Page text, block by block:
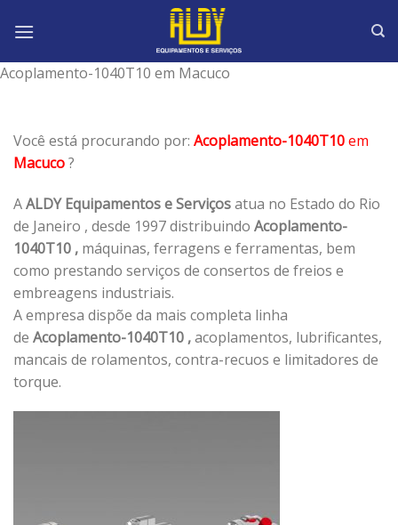
Acoplamento-1040T10 em Macuco
Você está procurando por: Acoplamento-1040T10em
Macuco?
AALDY Equipamentos e Serviçosatua no Estado do Rio
de Janeiro , desde 1997 distribuindo Acoplamento-
1040T10 , máquinas, ferragens e ferramentas, bem
como prestando serviços de consertos de freios e
embreagens industriais.
A empresa dispõe da mais completa linha
de Acoplamento-1040T10 ,acoplamentos, lubrificantes,
mancais de rolamentos, contra-recuos e limitadores de
torque.